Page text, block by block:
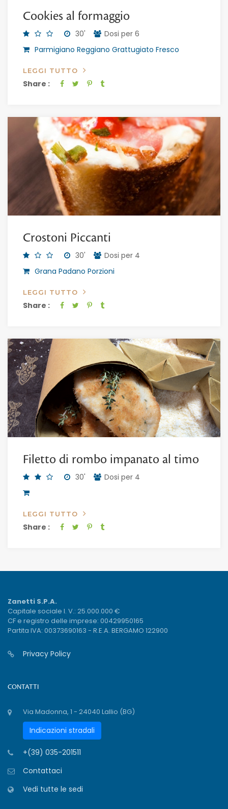
Cookies al formaggio
30'
Dosi per 6
Parmigiano Reggiano Grattugiato Fresco
LEGGI TUTTO
Share :
Crostoni Piccanti
30'
Dosi per 4
Grana Padano Porzioni
LEGGI TUTTO
Share :
Filetto di rombo impanato al timo
30' Dosi per 4
LEGGI TUTTO
Share :
Zanetti S.P.A.
Capitale sociale I. V.: 25.000.000 €
CF e registro delle imprese: 00429950165
Partita IVA: 00373690163 - R.E.A. BERGAMO 122900
Privacy Policy
CONTATTI
Via Madonna, 1 - 24040 Lallio (BG)
Indicazioni stradali
+(39) 035-201511
Contattaci
Vedi tutte le sedi